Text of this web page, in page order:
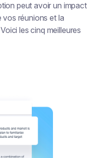
peut avoir un impact
réunions et la
les cinq meilleures